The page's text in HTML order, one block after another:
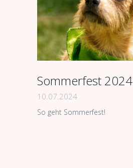
Sommerfest 2024
10.07.2024
So geht Sommerfest!